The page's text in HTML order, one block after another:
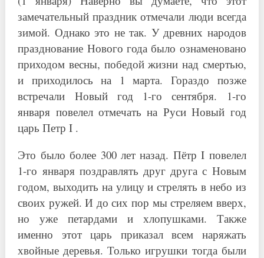
замечательный праздник отмечали люди всегда
зимой. Однако это не так. У древних народов
празднование Нового года было ознаменовано
приходом весны, победой жизни над смертью,
и приходилось на 1 марта. Гораздо позже
встречали Новый год 1-го сентября. 1-го
января повелел отмечать на Руси Новый год
царь Петр I .
Это было более 300 лет назад. Пётр I повелел
1-го января поздравлять друг друга с Новым
годом, выходить на улицу и стрелять в небо из
своих ружей. И до сих пор мы стреляем вверх,
но уже петардами и хлопушками. Также
именно этот царь приказал всем наряжать
хвойные деревья. Только игрушки тогда были